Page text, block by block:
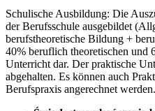
Schulische Ausbildung: Die
der Berufsschule ausgebildet
berufstheoretische Bildung +
40% beruflich theoretischen und
Unterricht dar. Der praktische
abgehalten. Es können auch
Berufspraxis angerechnet werden.